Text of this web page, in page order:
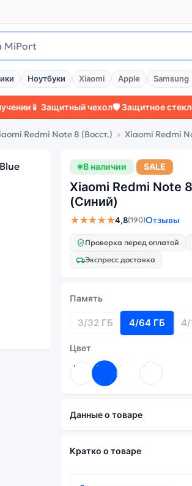
Ноутбуки Xiaomi Apple Samsung
Защитный чехол🛡️ Защитное стекло🔧
Redmi Note 8 (Восст.) Xiaomi Redmi
В наличии SALE
Xiaomi Redmi Note
(Синий)
★★★★★4,8(190)Отзывы
Проверка перед оплатой
Экспресс доставка
Память
3/32 ГБ 4/64 ГБ 4/
Цвет
Данные о товаре
Кратко о товаре